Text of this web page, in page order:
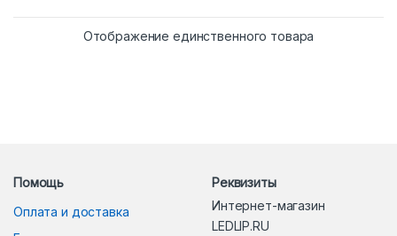
Отображение единственного товара
Помощь
Оплата и доставка
Реквизиты
Интернет-магазин
LEDLIP.RU